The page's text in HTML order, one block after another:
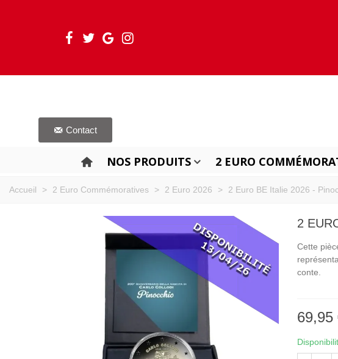
Contact
NOS PRODUITS 2 EURO
Accueil > 2 Euro Commémoratives > 2 Euro 2026 > 2 Euro BE Italie 2026 -
2
Cette
conte.
69,95